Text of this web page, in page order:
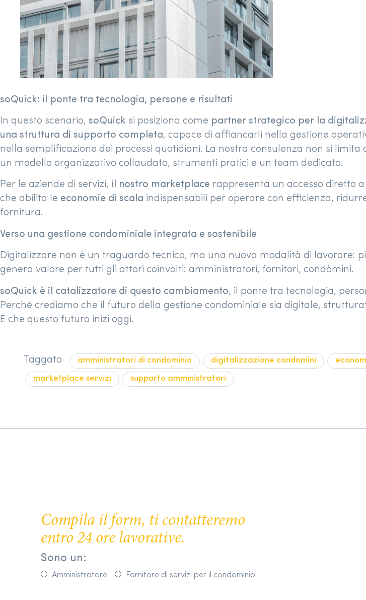
soQuick: il ponte tra tecnologia, persone e risultati
In questo scenario, soQuick si posiziona come partner strategico per la
una struttura di supporto completa, capace di affiancarli nella gestione
nella semplificazione dei processi quotidiani. La nostra consulenza non si
un modello organizzativo collaudato, strumenti pratici e un team dedicato.
Per le aziende di servizi, il nostro marketplace rappresenta un accesso diretto
che abilita le economie di scala indispensabili per operare con efficienza,
fornitura.
Verso una gestione condominiale integrata e sostenibile
Digitalizzare non è un traguardo tecnico, ma una nuova modalità di lavorare:
genera valore per tutti gli attori coinvolti: amministratori, fornitori, condòmini.
soQuick è il catalizzatore di questo cambiamento, il ponte tra tecnologia,
Perché crediamo che il futuro della gestione condominiale sia digitale,
E che questo futuro inizi oggi.
Taggato amministratori di condominio digitalizzazione condomini
marketplace servizi supporto amministratori
Compila il form, ti contatteremo
entro 24 ore lavorative.
Sono un:
Amministratore Fornitore di servizi per il condominio